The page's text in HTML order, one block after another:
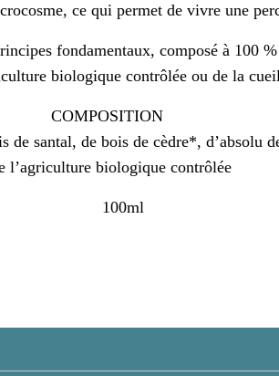
ce qui permet de vivre une
fondamentaux, composé à 100
biologique contrôlée ou de la
COMPOSITION
de santal, de bois de cèdre*, d’absolu
l’agriculture biologique contrôlée
100ml